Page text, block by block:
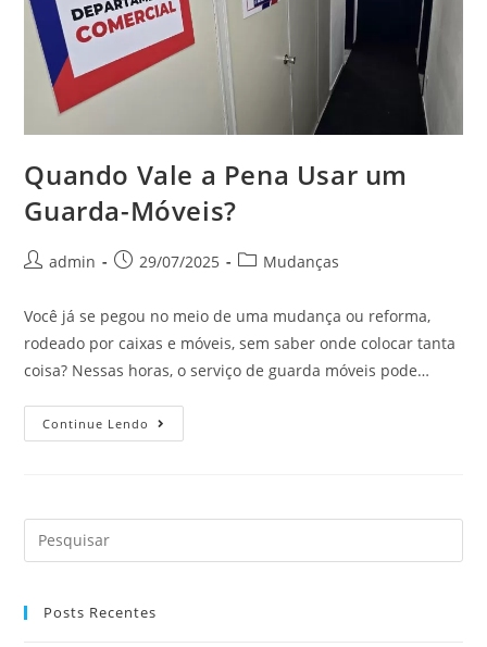
Quando Vale a Pena Usar um
Guarda-Móveis?
admin 29/07/2025 Mudanças
Você já se pegou no meio de uma mudança ou reforma,
rodeado por caixas e móveis, sem saber onde colocar tanta
coisa? Nessas horas, o serviço de guarda móveis pode…
Continue Lendo
Posts Recentes